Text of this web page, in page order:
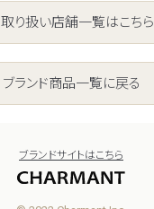
取り扱い店舗一覧はこちら
ブランド商品一覧に戻る
ブランドサイトはこちら